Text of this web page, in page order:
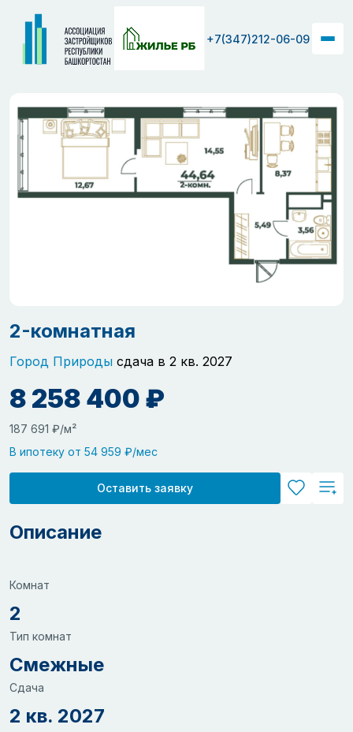
+7(347)212-06-09
2-комнатная
Город Природы сдача в 2 кв. 2027
8 258 400 ₽
187 691 ₽/м²
В ипотеку от 54 959 ₽/мес
Оставить заявку
Описание
Комнат
2
Тип комнат
Смежные
Сдача
2 кв. 2027